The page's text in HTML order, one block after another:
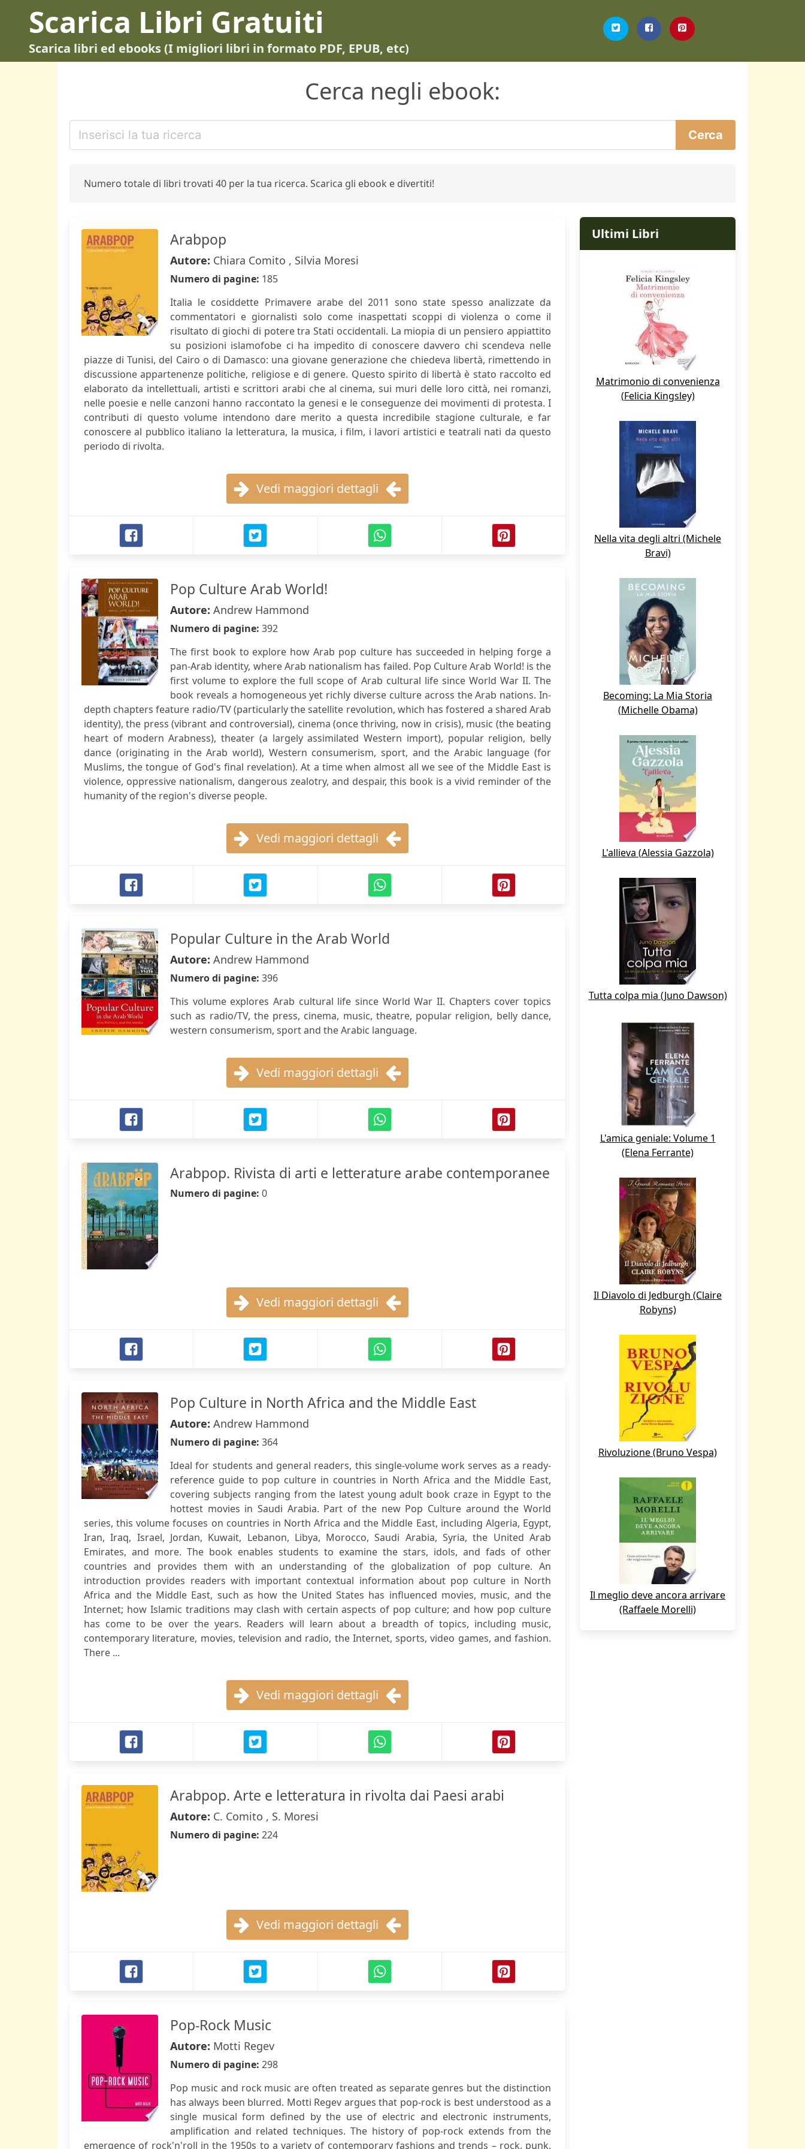
Scarica Libri Gratuiti
Scarica libri ed ebooks (I migliori libri in formato PDF, EPUB, etc)
Cerca negli ebook:
Numero totale di libri trovati 40 per la tua ricerca. Scarica gli ebook e divertiti!
Arabpop
Autore: Chiara Comito , Silvia Moresi
Numero di pagine: 185
Italia le cosiddette Primavere arabe del 2011 sono state spesso analizzate da
commentatori e giornalisti solo come inaspettati scoppi di violenza o come il
risultato di giochi di potere tra Stati occidentali. La miopia di un pensiero appiattito
su posizioni islamofobe ci ha impedito di conoscere davvero chi scendeva nelle
piazze di Tunisi, del Cairo o di Damasco: una giovane generazione che chiedeva libertà, rimettendo in
discussione appartenenze politiche, religiose e di genere. Questo spirito di libertà è stato raccolto ed
elaborato da intellettuali, artisti e scrittori arabi che al cinema, sui muri delle loro città, nei romanzi,
nelle poesie e nelle canzoni hanno raccontato la genesi e le conseguenze dei movimenti di protesta. I
contributi di questo volume intendono dare merito a questa incredibile stagione culturale, e far
conoscere al pubblico italiano la letteratura, la musica, i film, i lavori artistici e teatrali nati da questo
periodo di rivolta.
Vedi maggiori dettagli
Pop Culture Arab World!
Autore: Andrew Hammond
Numero di pagine: 392
The first book to explore how Arab pop culture has succeeded in helping forge a
pan-Arab identity, where Arab nationalism has failed. Pop Culture Arab World! is the
first volume to explore the full scope of Arab cultural life since World War II. The
book reveals a homogeneous yet richly diverse culture across the Arab nations. In-
depth chapters feature radio/TV (particularly the satellite revolution, which has fostered a shared Arab
identity), the press (vibrant and controversial), cinema (once thriving, now in crisis), music (the beating
heart of modern Arabness), theater (a largely assimilated Western import), popular religion, belly
dance (originating in the Arab world), Western consumerism, sport, and the Arabic language (for
Muslims, the tongue of God's final revelation). At a time when almost all we see of the Middle East is
violence, oppressive nationalism, dangerous zealotry, and despair, this book is a vivid reminder of the
humanity of the region's diverse people.
Vedi maggiori dettagli
Popular Culture in the Arab World
Autore: Andrew Hammond
Numero di pagine: 396
This volume explores Arab cultural life since World War II. Chapters cover topics
such as radio/TV, the press, cinema, music, theatre, popular religion, belly dance,
western consumerism, sport and the Arabic language.
Vedi maggiori dettagli
Arabpop. Rivista di arti e letterature arabe contemporanee
Numero di pagine: 0
Vedi maggiori dettagli
Pop Culture in North Africa and the Middle East
Autore: Andrew Hammond
Numero di pagine: 364
Ideal for students and general readers, this single-volume work serves as a ready-
reference guide to pop culture in countries in North Africa and the Middle East,
covering subjects ranging from the latest young adult book craze in Egypt to the
hottest movies in Saudi Arabia. Part of the new Pop Culture around the World
series, this volume focuses on countries in North Africa and the Middle East, including Algeria, Egypt,
Iran, Iraq, Israel, Jordan, Kuwait, Lebanon, Libya, Morocco, Saudi Arabia, Syria, the United Arab
Emirates, and more. The book enables students to examine the stars, idols, and fads of other
countries and provides them with an understanding of the globalization of pop culture. An
introduction provides readers with important contextual information about pop culture in North
Africa and the Middle East, such as how the United States has influenced movies, music, and the
Internet; how Islamic traditions may clash with certain aspects of pop culture; and how pop culture
has come to be over the years. Readers will learn about a breadth of topics, including music,
contemporary literature, movies, television and radio, the Internet, sports, video games, and fashion.
There ...
Vedi maggiori dettagli
Arabpop. Arte e letteratura in rivolta dai Paesi arabi
Autore: C. Comito , S. Moresi
Numero di pagine: 224
Vedi maggiori dettagli
Pop-Rock Music
Autore: Motti Regev
Numero di pagine: 298
Pop music and rock music are often treated as separate genres but the distinction
has always been blurred. Motti Regev argues that pop-rock is best understood as a
single musical form defined by the use of electric and electronic instruments,
amplification and related techniques. The history of pop-rock extends from the
emergence of rock'n'roll in the 1950s to a variety of contemporary fashions and trends – rock, punk,
Ultimi Libri
Matrimonio di convenienza
(Felicia Kingsley)
Nella vita degli altri (Michele
Bravi)
Becoming: La Mia Storia
(Michelle Obama)
L'allieva (Alessia Gazzola)
Tutta colpa mia (Juno Dawson)
L'amica geniale: Volume 1
(Elena Ferrante)
Il Diavolo di Jedburgh (Claire
Robyns)
Rivoluzione (Bruno Vespa)
Il meglio deve ancora arrivare
(Raffaele Morelli)